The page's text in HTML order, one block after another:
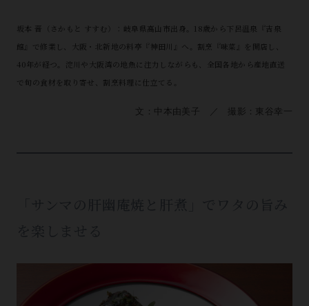
坂本 晋（さかもと すすむ）：岐阜県高山市出身。18歳から下呂温泉『吉泉
館』で修業し、大阪・北新地の料亭『神田川』へ。割烹『味菜』を開店し、
40年が経つ。淀川や大阪湾の地魚に注力しながらも、全国各地から産地直送
で旬の食材を取り寄せ、割烹料理に仕立てる。
文：中本由美子 ／ 撮影：東谷幸一